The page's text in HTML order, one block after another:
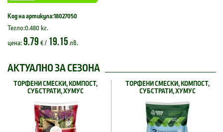
Код на артикула:18027050
Тегло:0.480 кг.
цена: 9.79 € / 19.15 лв.
АКТУАЛНО ЗА СЕЗОНА
ТОРФЕНИ СМЕСКИ, КОМПОСТ,
СУБСТРАТИ, ХУМУС
ТОРФЕНИ СМЕСКИ, КОМПОСТ,
СУБСТРАТИ, ХУМУС